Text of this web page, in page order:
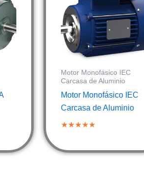
Motor Monofásico IEC
Carcasa de Aluminio
Motor Monofásico IEC
Carcasa de Aluminio
★★★★★